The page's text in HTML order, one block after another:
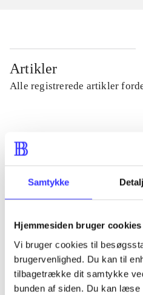
Samtykke
Hjemmesiden bruger cookies
Vi bruger cookies til
brugervenlighed. Du kan til
tilbagetrække dit samtykke
bunden af siden. Du kan læse
Artikler
Alle registrerede artikler
...
...
...